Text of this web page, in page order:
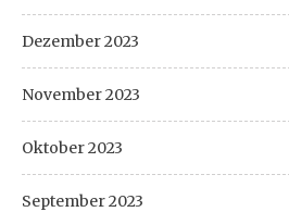
Dezember 2023
November 2023
Oktober 2023
September 2023